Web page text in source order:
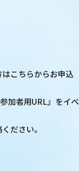
こちらからお申込
加者用URL』をイベ
ださい。